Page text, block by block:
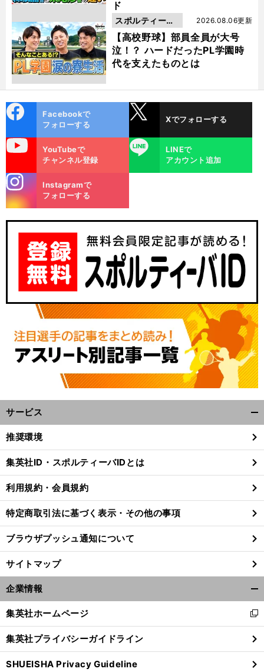
ド
【高校野球】部員全員が大号
泣！？ ハードだったPL学園時
代を支えたものとは
2026.08.06更新
スポルティーバ
動画
ok
Facebookで
フォローする
Xでフォローする
YouTubeで
チャンネル登録
LINE
LINEで
アカウント追加
m
Instagramで
フォローする
サービス
閉
る
推奨環境
集英社ID・スポルティーバIDとは
利用規約・会員規約
特定商取引法に基づく表示・その他の事項
ブラウザプッシュ通知について
サイトマップ
企業情報
閉
る
集英社ホームページ
新
し
い
ウ
ィ
集英社プライバシーガイドライン
SHUEISHA Privacy Guideline